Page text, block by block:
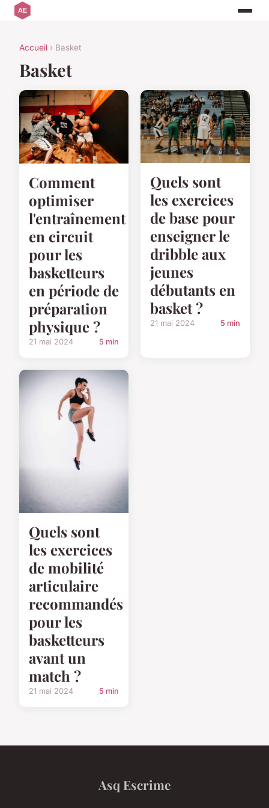
Accueil › Basket
Basket
Comment
optimiser
l'entraînement
en circuit
pour les
basketteurs
en période de
préparation
physique ?
21 mai 2024 5 min
Quels sont
les exercices
de base pour
enseigner le
dribble aux
jeunes
débutants en
basket ?
21 mai 2024 5 min
Quels sont
les exercices
de mobilité
articulaire
recommandés
pour les
basketteurs
avant un
match ?
21 mai 2024 5 min
Asq Escrime